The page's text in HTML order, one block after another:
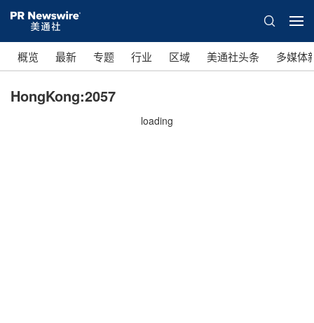
概览 最新 专题 行业 区域 美通社头条 多媒体
HongKong:2057
loading